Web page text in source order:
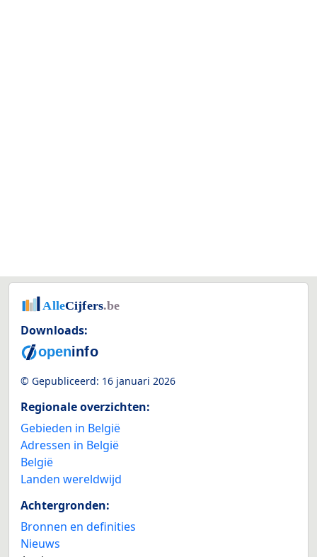
Downloads:
© Gepubliceerd: 16 januari 2026
Regionale overzichten:
Gebieden in België
Adressen in België
België
Landen wereldwijd
Achtergronden:
Bronnen en definities
Nieuws